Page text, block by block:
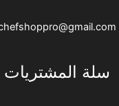
سلة المشتريات